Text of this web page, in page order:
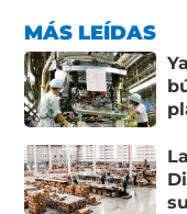
MÁS LEÍDAS